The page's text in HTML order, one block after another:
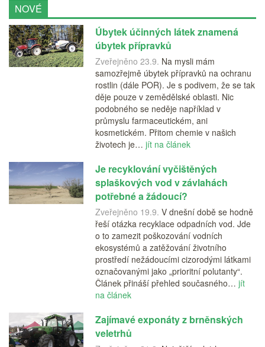
NOVÉ
Úbytek účinných látek znamená
úbytek přípravků
Zveřejněno 23.9. Na mysli mám
samozřejmě úbytek přípravků na ochranu
rostlin (dále POR). Je s podivem, že se tak
děje pouze v zemědělské oblasti. Nic
podobného se neděje například v
průmyslu farmaceutickém, ani
kosmetickém. Přitom chemie v našich
životech je… jít na článek
Je recyklování vyčištěných
splaškových vod v závlahách
potřebné a žádoucí?
Zveřejněno 19.9. V dnešní době se hodně
řeší otázka recyklace odpadních vod. Jde
o to zamezit poškozování vodních
ekosystémů a zatěžování životního
prostředí nežádoucími cizorodými látkami
označovanými jako „prioritní polutanty“.
Článek přináší přehled současného… jít
na článek
Zajímavé exponáty z brněnských
veletrhů